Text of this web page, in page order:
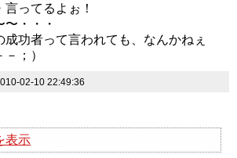
ってるよぉ！
・・・
成功者って言われても、なんかねぇ
；）
02-10 22:49:36
表示